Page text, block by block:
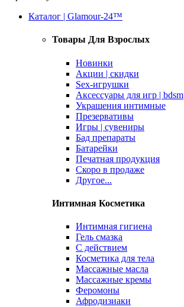
Каталог | Glamour-24™
Товары Для Взрослых
Новинки
Акции | скидки
Sex-игрушки
Аксессуары для игр | bdsm
Украшения интимные
Презервативы
Игры | сувениры
Бад препараты
Батарейки
Печатная продукция
Скоро в продаже
Другое...
Интимная Косметика
Интимная гигиена
Гель смазка
С действием
Косметика для тела
Массажные масла
Массажные кремы
Феромоны
Афродизиаки